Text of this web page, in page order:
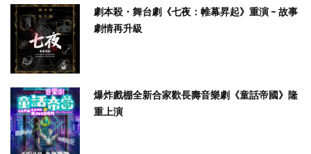
劇本殺・舞台劇《七夜：帷幕昇起》重演 - 故事
劇情再升級
爆炸戲棚全新合家歡長壽音樂劇《童話帝國》隆
重上演